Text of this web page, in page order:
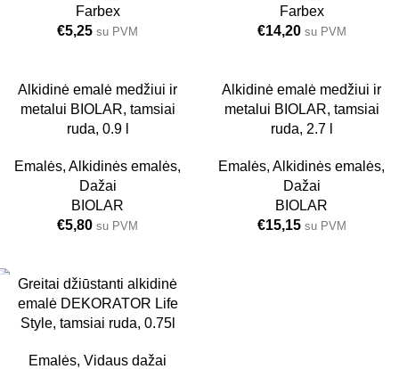
Farbex
€5,25 su PVM
Farbex
€14,20 su PVM
Alkidinė emalė medžiui ir
metalui BIOLAR, tamsiai
ruda, 0.9 l
Emalės, Alkidinės emalės,
Dažai
BIOLAR
€5,80 su PVM
Alkidinė emalė medžiui ir
metalui BIOLAR, tamsiai
ruda, 2.7 l
Emalės, Alkidinės emalės,
Dažai
BIOLAR
€15,15 su PVM
6 VNT.
0.75L
Greitai džiūstanti alkidinė
emalė DEKORATOR Life
Style, tamsiai ruda, 0.75l
Emalės, Vidaus dažai